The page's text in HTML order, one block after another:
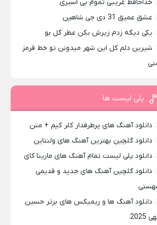
خداحافظ غریبی تموم بی اسیری
عشق عمیق 31 دی جی شاهین
یکی دیگه زدم زیرش بکن عطر گل بو
شیرین دلم کل این شهر میدونن تو خط قرمز
پلی لیست ها
دانلود آهنگ های پرطرفدار کلر کیم + متن
دانلود گلچین بهترین آهنگ های ولنتاین
دانلود پلی لیست تمام آهنگ های مارینا کای
دانلود گلچین آهنگ های جدید و قدیمی
دانلود آهنگ ها و ریمیکس های برتر حسین
2025